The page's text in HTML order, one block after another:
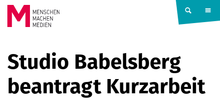
Springe zum Inhalt
MACHEN
MEDIEN
Studio Babelsberg
beantragt Kurzarbeit